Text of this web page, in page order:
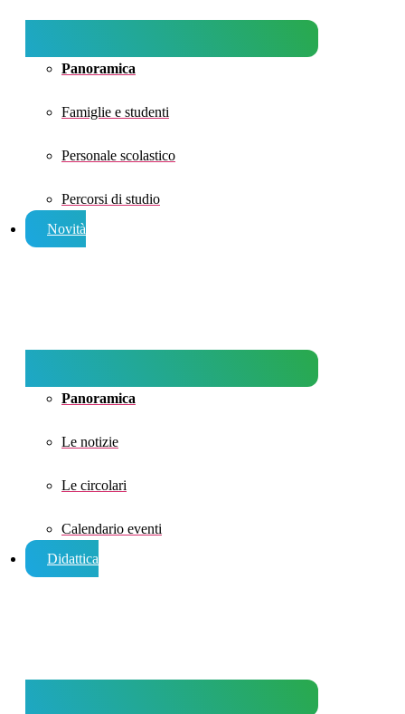
Panoramica
Famiglie e studenti
Personale scolastico
Percorsi di studio
Novità
Panoramica
Le notizie
Le circolari
Calendario eventi
Didattica